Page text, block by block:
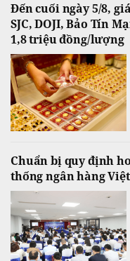
Đến cuối ngày 5/8,
SJC, DOJI, Bảo Tín
1,8 triệu đồng/lượng
Chuẩn bị quy định
thống ngân hàng